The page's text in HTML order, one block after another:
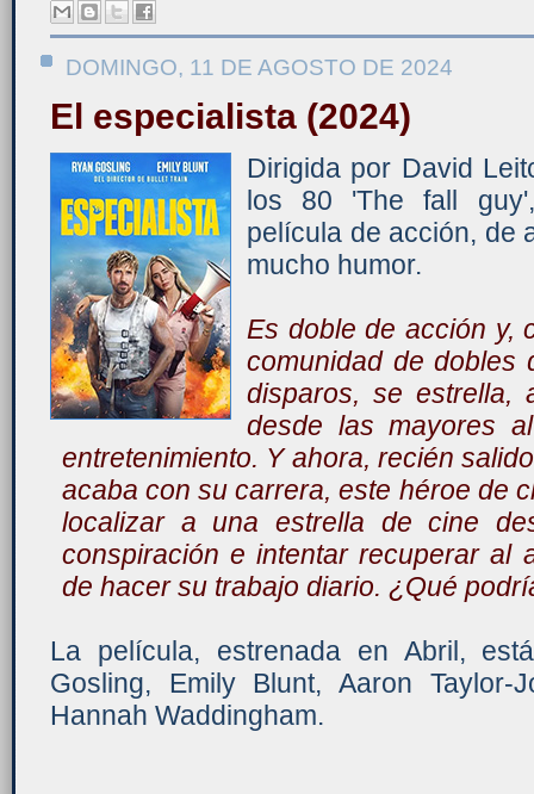
DOMINGO, 11 DE AGOSTO DE 2024
El especialista (2024)
Dirigida por David
los 80 'The fall
película de acción, de
mucho humor.
Es doble de acción y,
comunidad de dobles
disparos, se estrella,
desde las mayores
entretenimiento. Y ahora, recién
acaba con su carrera, este héroe de
localizar a una estrella de cine
conspiración e intentar recuperar al
de hacer su trabajo diario. ¿Qué
La película, estrenada en Abril,
Gosling, Emily Blunt, Aaron Taylor-
Hannah Waddingham.